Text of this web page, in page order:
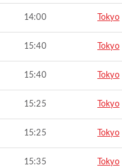
14:00 Tokyo
15:40 Tokyo
15:40 Tokyo
15:25 Tokyo
15:25 Tokyo
15:35 Tokyo